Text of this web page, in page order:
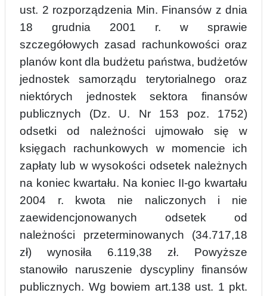
ust. 2 rozporządzenia Min. Finansów z dnia
18 grudnia 2001 r. w sprawie
szczegółowych zasad rachunkowości oraz
planów kont dla budżetu państwa, budżetów
jednostek samorządu terytorialnego oraz
niektórych jednostek sektora finansów
publicznych (Dz. U. Nr 153 poz. 1752)
odsetki od należności ujmowało się w
księgach rachunkowych w momencie ich
zapłaty lub w wysokości odsetek należnych
na koniec kwartału. Na koniec II-go kwartału
2004 r. kwota nie naliczonych i nie
zaewidencjonowanych odsetek od
należności przeterminowanych (34.717,18
zł) wynosiła 6.119,38 zł. Powyższe
stanowiło naruszenie dyscypliny finansów
publicznych. Wg bowiem art.138 ust. 1 pkt.